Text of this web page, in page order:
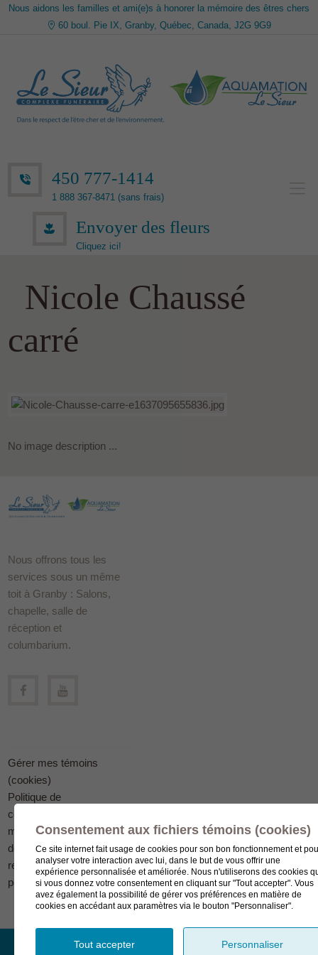
Nous aidons les familles et ami(e)s à honorer la mémoire des êtres chers
60 boul. Pie IX, Granby, Québec, Canada, J2G 9G9
450 777-1414
1 888 367-8471 (sans frais)
Envoyer des fleurs
Cliquez ici!
Nicole Chaussé
carré
No image description ...
Nous offrons tous les
services sous un même
toit à Granby : Salons,
chapelle, salle de
réception et
columbarium.
Gérer mes témoins
(cookies)
Politique de
confidentialité en
matière
de protection des
renseignements
personnels
Consentement aux fichiers témoins (cookies)
Ce site internet fait usage de cookies pour son bon fonctionnement et
analyser votre interaction avec lui, dans le but de vous offrir une
expérience personnalisée et améliorée. Nous n'utiliserons des cookies
si vous donnez votre consentement en cliquant sur "Tout accepter". Vous
avez également la possibilité de gérer vos préférences en matière de
cookies en accédant aux paramètres via le bouton "Personnaliser".
Tout accepter Personnaliser